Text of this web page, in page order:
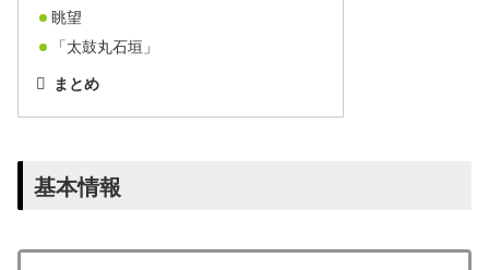
眺望
「太鼓丸石垣」
まとめ
基本情報